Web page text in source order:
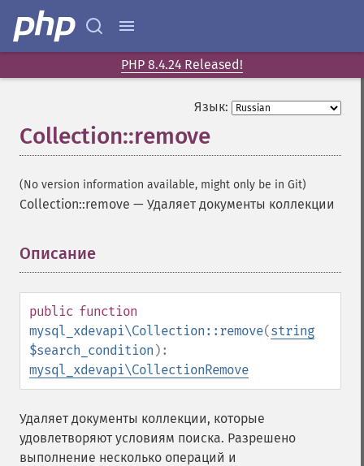
PHP 8.4.24 Released!
Язык:
Collection::remove
(No version information available, might only be in Git)
Collection::remove — Удаляет документы коллекции
Описание
public function
mysql_xdevapi\Collection::remove(string
$search_condition ):
mysql_xdevapi\CollectionRemove
Удаляет документы коллекции, которые
удовлетворяют условиям поиска. Разрешено
выполнение несколько операций и